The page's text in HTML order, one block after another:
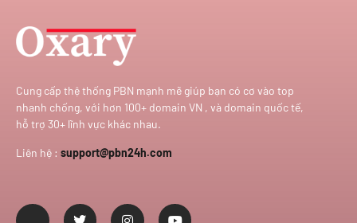
Cung cấp thệ thống PBN mạnh mẽ giúp bạn có cơ vào top
nhanh chống, với hơn 100+ domain VN , và domain quốc tế,
hỗ trợ 30+ lĩnh vực khác nhau.
Liên hệ : support@pbn24h.com